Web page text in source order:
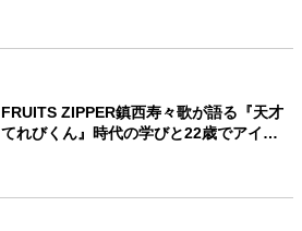
FRUITS ZIPPER鎮西寿々歌が語る『天才
てれびくん』時代の学びと22歳でアイ…